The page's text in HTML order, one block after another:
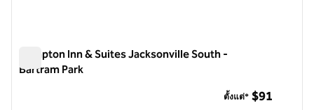
Hampton Inn & Suites Jacksonville South -
Bartram Park
ตั้งแต่* $91